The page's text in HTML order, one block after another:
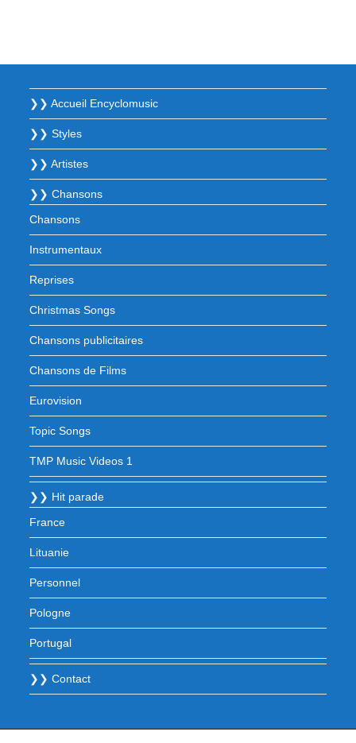
❯❯ Accueil Encyclomusic
❯❯ Styles
❯❯ Artistes
❯❯ Chansons
Chansons
Instrumentaux
Reprises
Christmas Songs
Chansons publicitaires
Chansons de Films
Eurovision
Topic Songs
TMP Music Videos 1
❯❯ Hit parade
France
Lituanie
Personnel
Pologne
Portugal
❯❯ Contact